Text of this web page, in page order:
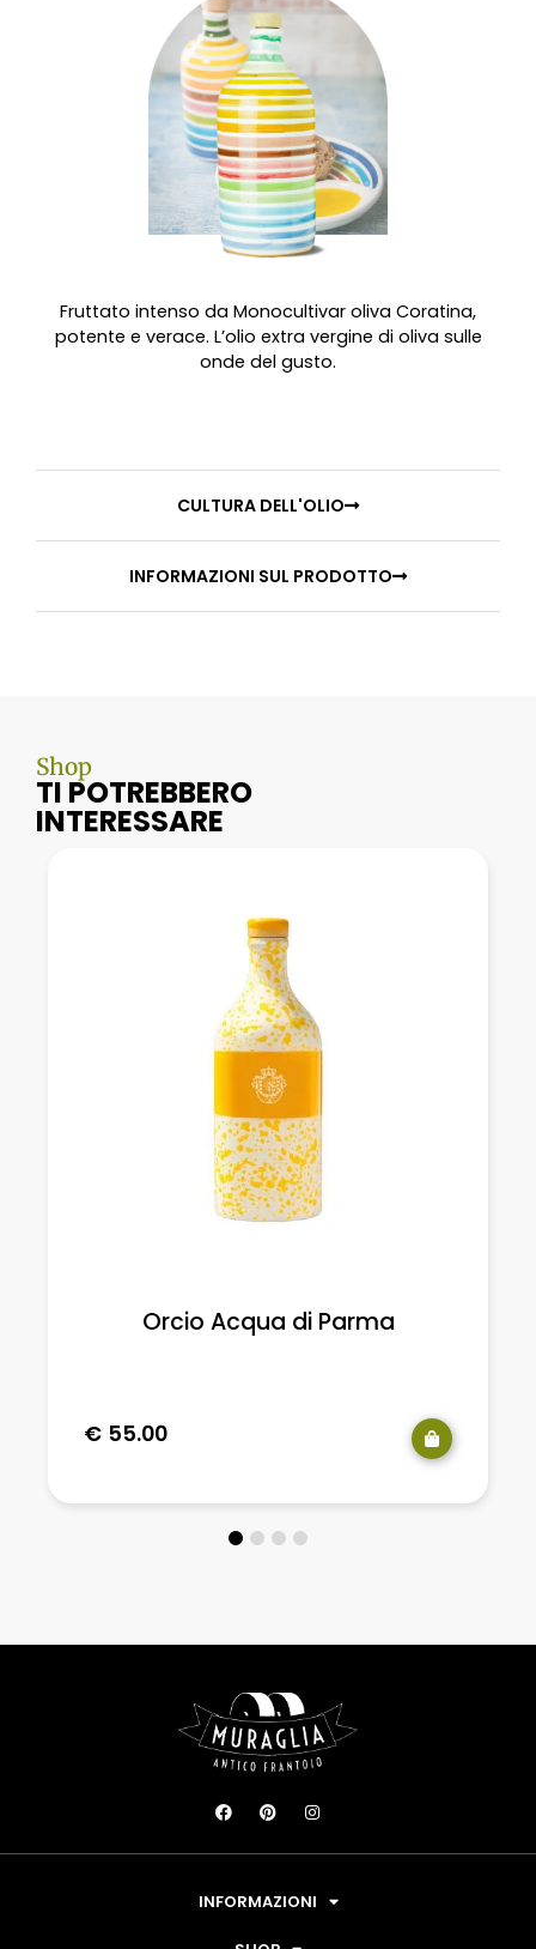
Fruttato intenso da Monocultivar oliva Coratina,
potente e verace. L’olio extra vergine di oliva sulle
onde del gusto.
CULTURA DELL'OLIO
INFORMAZIONI SUL PRODOTTO
Shop
TI POTREBBERO
INTERESSARE
Orcio Acqua di Parma
€ 55.00
INFORMAZIONI